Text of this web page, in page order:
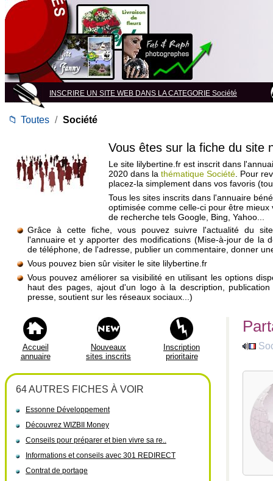
INSCRIRE UN SITE WEB DANS LA CATEGORIE Société
📁 Toutes / Société
Vous êtes sur la fiche du site
Le site lilybertine.fr est inscrit dans
2020 dans la thématique Société . Pour
placez-la simplement dans vos favoris
Tous les sites inscrits dans l'annuaire
optimisée comme celle-ci pour être mieux
de recherche tels Google, Bing, Yahoo...
Grâce à cette fiche, vous pouvez suivre l'actualité du
l'annuaire et y apporter des modifications (Mise-à-jour de la
de téléphone, de l'adresse, publier un commentaire, donner
Vous pouvez bien sûr visiter le site lilybertine.fr
Vous pouvez améliorer sa visibilité en utilisant les options
haut des pages, ajout d'un logo à la description,
presse, soutient sur les réseaux sociaux...)
Accueil
annuaire
Nouveaux
sites inscrits
Inscription
prioritaire
64 AUTRES FICHES À VOIR
Essonne Développement
Découvrez WIZBII Money
Conseils pour préparer et bien vivre sa re..
Informations et conseils avec 301 REDIRECT
Contrat de portage